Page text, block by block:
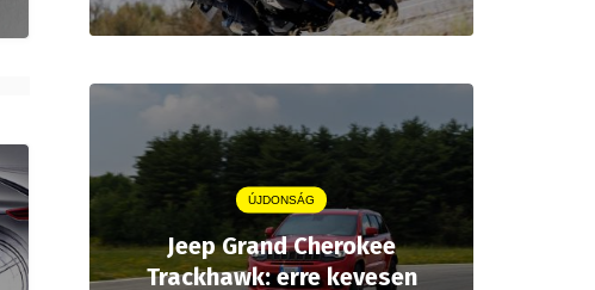
ÚJDONSÁG
Jeep Grand Cherokee
Trackhawk: erre kevesen